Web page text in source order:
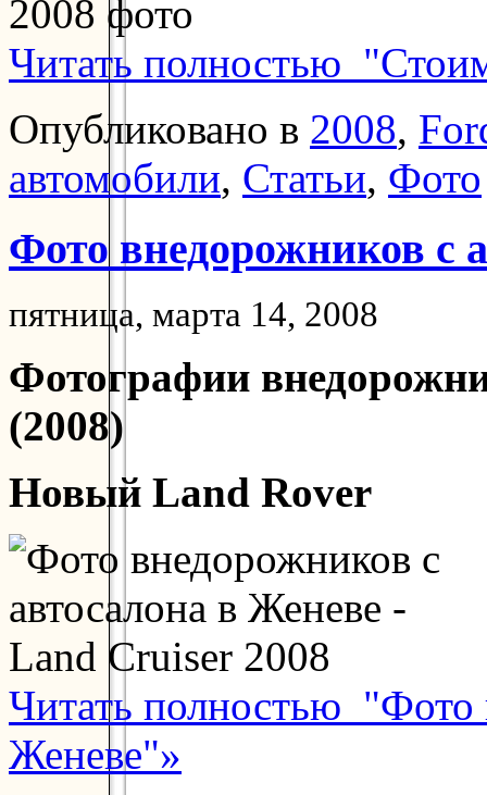
Читать полностью
Опубликовано в 2008,
автомобили, Статьи, Фото
Фото внедорожников с
пятница, марта 14, 2008
Фотографии
(2008)
Новый Land Rover
Читать полностью "Фото
Женеве"»